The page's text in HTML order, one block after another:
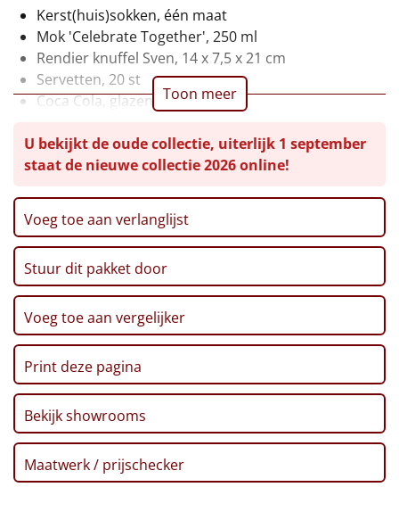
Vrouwen
Duurzaam
Leuke
Goedkope
Alle thema's
Artikel
Hitster
Pizzarette
Tas
Wake up light
NIEUW
Borrelplank
Kerst(huis)sokken, één maat
Mok 'Celebrate Together', 250 ml
Rendier knuffel Sven, 14 x 7,5 x 21 cm
Servetten, 20 st
Coca Cola, glazen fles, 0,2 ltr
Slagroom, 250 gr
Bonbons Kerstman, 100 gr
Pinda's, 50 gr
Popcorn, 100 gr
Verpakt in een feestelijke kerstdoos, 39 x 29 x 17,5
cm
Toon meer
U bekijkt de oude collectie, uiterlijk 1 september
staat de nieuwe collectie 2026 online!
Voeg toe aan verlanglijst
Stuur dit pakket door
Voeg toe aan vergelijker
Print deze pagina
Bekijk showrooms
Maatwerk / prijschecker